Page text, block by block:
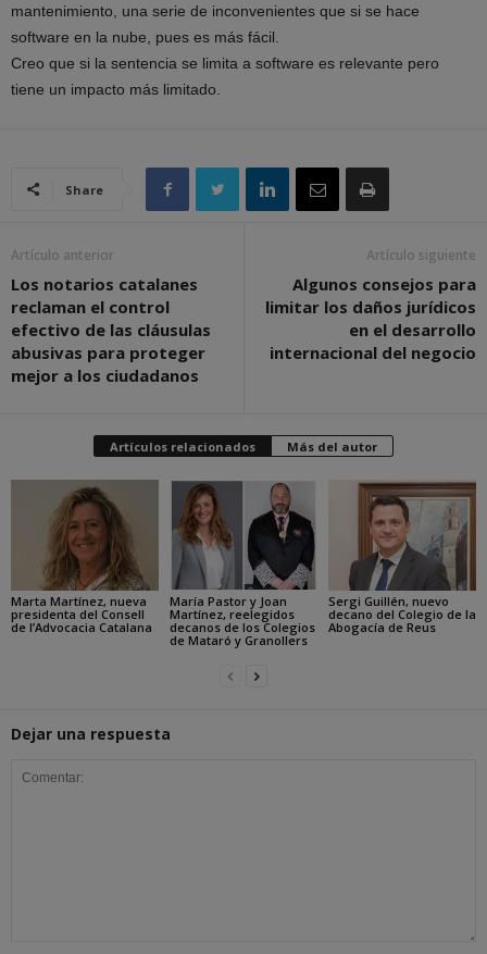
mantenimiento, una serie de inconvenientes que si se hace
software en la nube, pues es más fácil.
Creo que si la sentencia se limita a software es relevante pero
tiene un impacto más limitado.
Share
Artículo anterior
Los notarios catalanes
reclaman el control
efectivo de las cláusulas
abusivas para proteger
mejor a los ciudadanos
Artículo siguiente
Algunos consejos para
limitar los daños jurídicos
en el desarrollo
internacional del negocio
Artículos relacionados Más del autor
Marta Martínez, nueva
presidenta del Consell
de l’Advocacia Catalana
María Pastor y Joan
Martínez, reelegidos
decanos de los Colegios
de Mataró y Granollers
Sergi Guillén, nuevo
decano del Colegio de la
Abogacía de Reus
Dejar una respuesta